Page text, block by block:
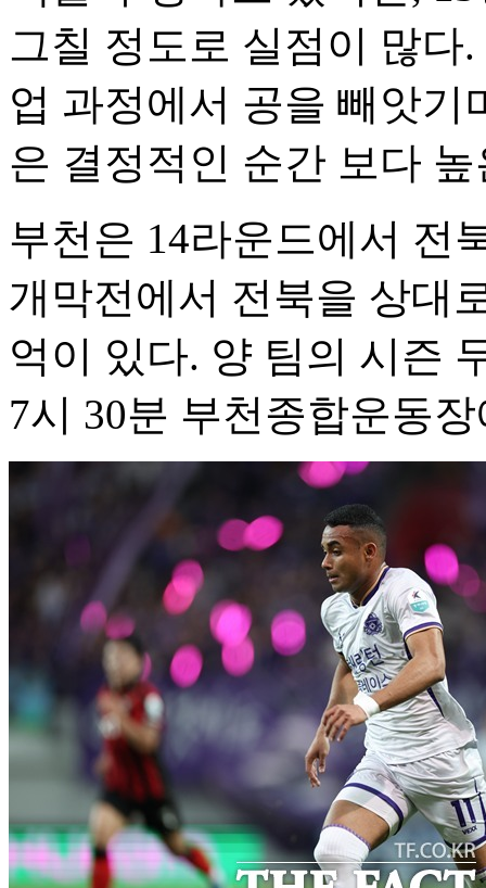
그칠 정도로 실점이 많다
업 과정에서 공을 빼앗기
은 결정적인 순간 보다
부천은 14라운드에서 전
개막전에서 전북을 상대
억이 있다. 양 팀의 시즌
7시 30분 부천종합운동